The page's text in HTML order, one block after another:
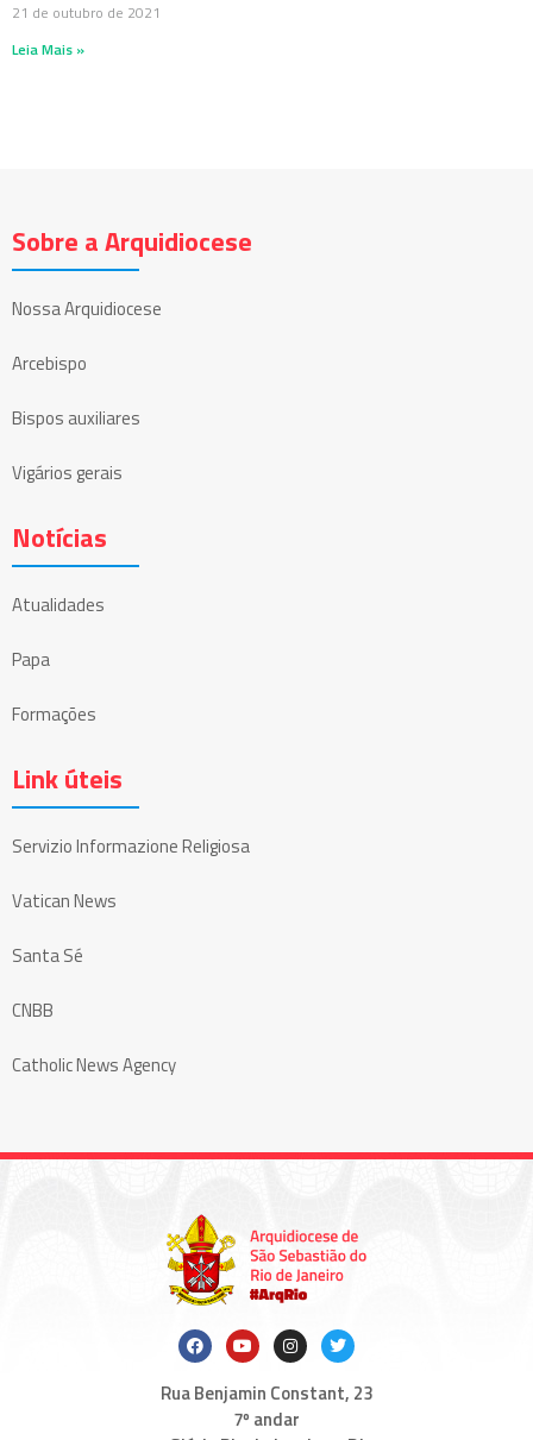
21 de outubro de 2021
Leia Mais »
Sobre a Arquidiocese
Nossa Arquidiocese
Arcebispo
Bispos auxiliares
Vigários gerais
Notícias
Atualidades
Papa
Formações
Link úteis
Servizio Informazione Religiosa
Vatican News
Santa Sé
CNBB
Catholic News Agency
Rua Benjamin Constant, 23
7º andar